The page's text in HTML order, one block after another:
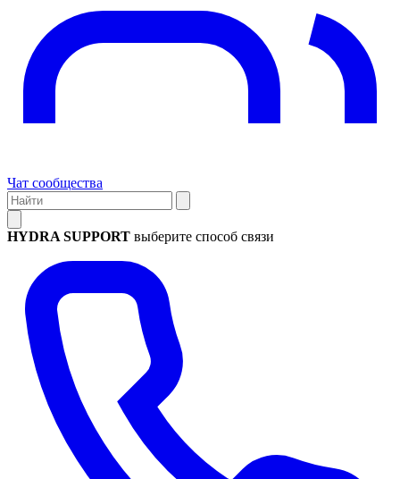
Чат сообщества
HYDRA SUPPORT выберите способ связи